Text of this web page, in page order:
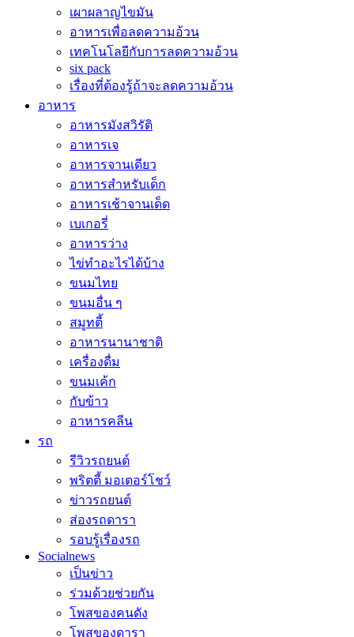
เผาผลาญไขมัน
อาหารเพื่อลดความอ้วน
เทคโนโลยีกับการลดความอ้วน
six pack
เรื่องที่ต้องรู้ถ้าจะลดความอ้วน
อาหาร
อาหารมังสวิรัติ
อาหารเจ
อาหารจานเดียว
อาหารสำหรับเด็ก
อาหารเช้าจานเด็ด
เบเกอรี่
อาหารว่าง
ไข่ทำอะไรได้บ้าง
ขนมไทย
ขนมอื่น ๆ
สมูทตี้
อาหารนานาชาติ
เครื่องดื่ม
ขนมเค้ก
กับข้าว
อาหารคลีน
รถ
รีวิวรถยนต์
พริตตี้ มอเตอร์โชว์
ข่าวรถยนต์
ส่องรถดารา
รอบรู้เรื่องรถ
Socialnews
เป็นข่าว
ร่วมด้วยช่วยกัน
โพสของคนดัง
โพสของดารา